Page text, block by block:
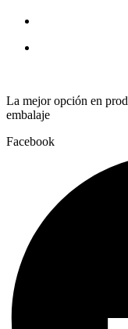
La mejor opción en
embalaje
Facebook